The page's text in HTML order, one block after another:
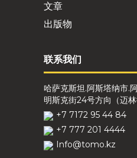
文章
出版物
联系我们
哈萨克斯坦.阿斯塔纳市.
明斯克街24号方向（迈林
+7 7172 95 44 84
+7 777 201 4444
Info@tomo.kz